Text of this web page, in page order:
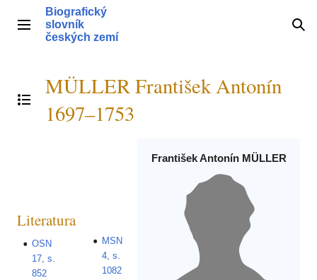
obsahHlavní menu
Biografický
slovník
českých zemí
Přepnout obsah
MÜLLER František Antonín
1697–1753
František Antonín MÜLLER
Literatura
OSN
17, s.
852
MSN
4, s.
1082